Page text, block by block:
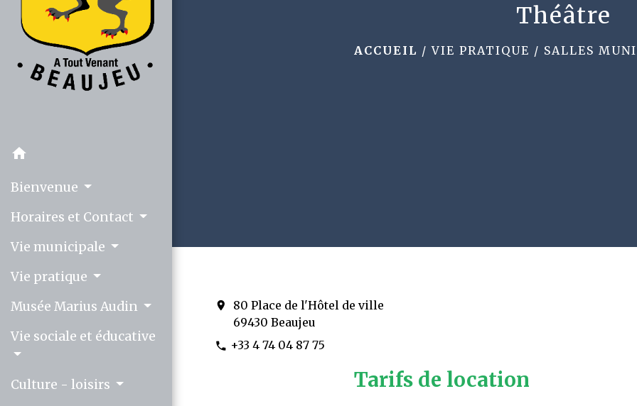
home
Bienvenue
Horaires et Contact
Vie municipale
Vie pratique
Musée Marius Audin
Vie sociale et éducative
Culture - loisirs
Théâtre
ACCUEIL /VIE PRATIQUE / SALLES
location_on
80 Place de l'Hôtel de ville
69430 Beaujeu
phone +33 4 74 04 87 75
Tarifs de location